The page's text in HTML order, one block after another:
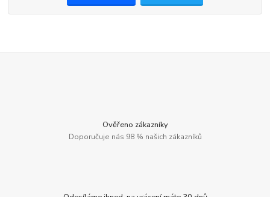
Ověřeno zákazníky
Doporučuje nás 98 % našich zákazníků